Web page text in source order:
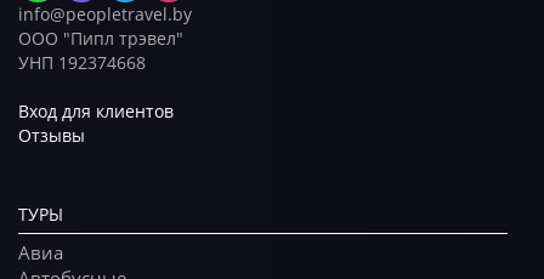
info@peopletravel.by
ООО "Пипл трэвел"
УНП 192374668
Вход для клиентов
Отзывы
ТУРЫ
Авиа